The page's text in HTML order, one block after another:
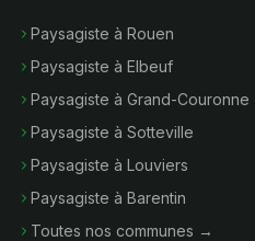
Paysagiste à Rouen
Paysagiste à Elbeuf
Paysagiste à Grand-Couronne
Paysagiste à Sotteville
Paysagiste à Louviers
Paysagiste à Barentin
Toutes nos communes →